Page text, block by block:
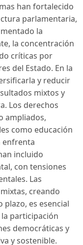
han fortalecido
parlamentaria,
la
la concentración
críticas por
del Estado. En la
y reducir
mixtos y
Los derechos
ampliados,
como educación
enfrenta
incluido
con tensiones
Las
creando
plazo, es esencial
participación
democráticas y
y sostenible.